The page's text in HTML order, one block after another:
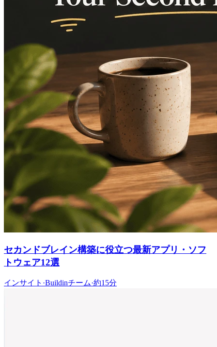
セカンドブレイン構築に役立つ最新アプリ・ソフ
トウェア12選
インサイト ·Buildinチーム·約15分